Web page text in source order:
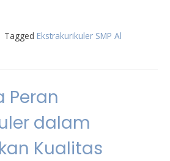
Tagged Ekstrakurikuler SMP Al
Peran
dalam
Kualitas